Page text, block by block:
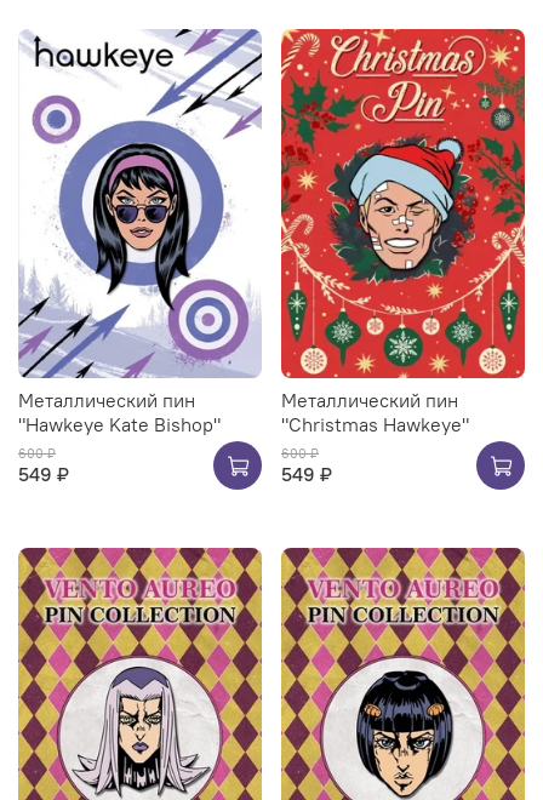
Металлический пин
"Hawkeye Kate Bishop"
600 ₽
549 ₽
Металлический пин
"Christmas Hawkeye"
600 ₽
549 ₽